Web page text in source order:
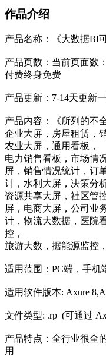
作品介绍
产品名称：《大数据BI
产品页数：当前页面数
付费终身免费
产品更新：7-14天更新
产品内容：《所列的不
企业大屏，房屋租赁，
农业大屏，通用看板，
电力销售看板，市场情
屏，销售情况统计，订
计，水利大屏，决策分
资源共享大屏，社区管
屏，电商大屏，公司业
计，物流大数据，医院
控，
旅游大数，据能源监控
适用范围：PC端，手机
适用软件版本: Axure
文件类型: .rp (可通过
产品特点：全行业很全
用